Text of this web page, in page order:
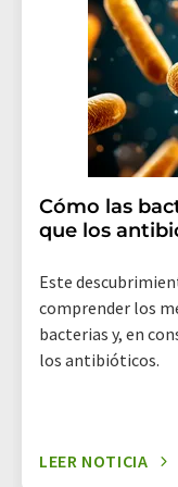
(Alemania) o por
revoke@lumitos.com
electrónico se
suscripción al
Cómo las
que los
Este
comprender los
bacterias y, en
los antibióticos.
LEER NOTICIA